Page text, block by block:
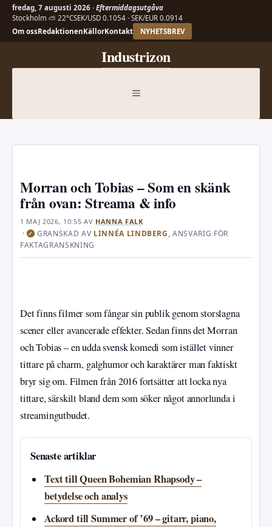
fredag, 7 augusti 2026 · Eftermiddagsutgåva
Stockholm ⛅ 22°CSEK/USD 0.1054 · SEK/EUR 0.0914
Om ossRedaktionenKällorKontakt NYHETSBREV
Industrizon
MENY
Morran och Tobias – Som en skänk
från ovan: Streama & info
1 MAJ 2026, 10:55 AV HANNA FALK
· ✓ GRANSKAD AV LINNÉA LINDBERG, ANSVARIG FÖR
FAKTAGRANSKNING
Det finns filmer som fångar sin publik genom storslagna
scener eller avancerade effekter. Sedan finns det Morran
och Tobias – en udda svensk komedi som istället vinner
tittare på charm, galghumor och karaktärer man faktiskt
bryr sig om. Filmen från 2016 fortsätter att locka nya
tittare, särskilt bland dem som söker något annorlunda i
streamingutbudet.
Senaste artiklar
Text till Queen Bohemian Rhapsody –
betydelse och analys
Ackord till Summer of ’69 – gitarr, piano,